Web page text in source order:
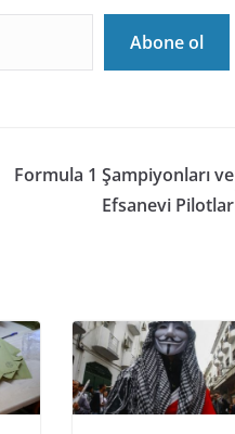
Abone ol
Formula 1 Şampiyonları ve
Efsanevi Pilotlar